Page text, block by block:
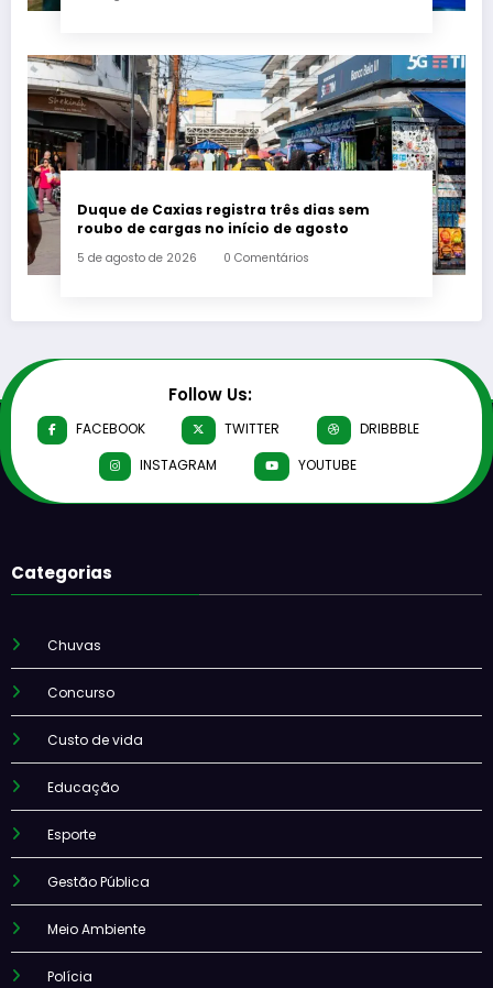
Duque de Caxias registra três dias sem
roubo de cargas no início de agosto
5 de agosto de 2026 0 Comentários
Follow Us:
FACEBOOK TWITTER
DRIBBBLE
INSTAGRAM
YOUTUBE
Categorias
Chuvas
Concurso
Custo de vida
Educação
Esporte
Gestão Pública
Meio Ambiente
Polícia